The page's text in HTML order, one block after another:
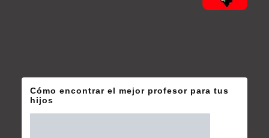
Cómo encontrar el mejor profesor para tus
hijos